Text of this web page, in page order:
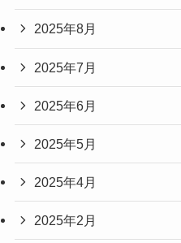
2025年8月
2025年7月
2025年6月
2025年5月
2025年4月
2025年2月